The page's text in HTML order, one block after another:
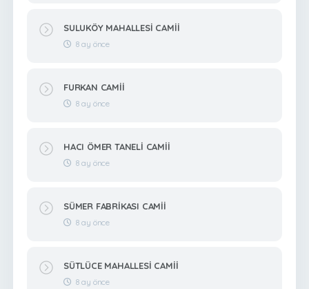
SULUKÖY MAHALLESİ CAMİİ
8 ay önce
FURKAN CAMİİ
8 ay önce
HACI ÖMER TANELİ CAMİİ
8 ay önce
SÜMER FABRİKASI CAMİİ
8 ay önce
SÜTLÜCE MAHALLESİ CAMİİ
8 ay önce